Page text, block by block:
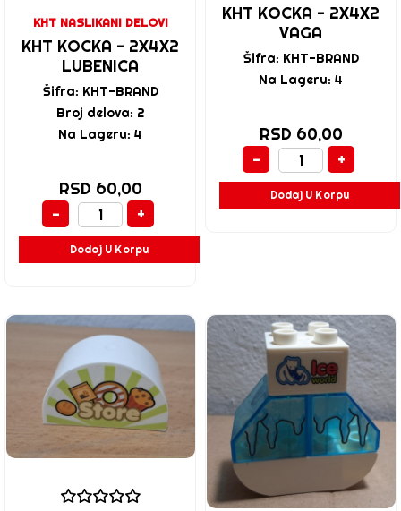
KHT NASLIKANI DELOVI
KHT KOCKA - 2X4X2
LUBENICA
Šifra: KHT-BRAND
Broj delova: 2
Na Lageru: 4
RSD 60,00
-
+
Dodaj U Korpu
KHT KOCKA - 2X4X2
VAGA
Šifra: KHT-BRAND
Na Lageru: 4
RSD 60,00
-
+
Dodaj U Korpu